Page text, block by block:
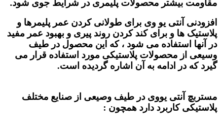
مقاومت بیشتر محصولات پلیمری در شرایط جوی ‌شود.
افزودنی آنتی یو وی برای طولانی کردن عمر پلیمرها و
پلاستیک ها و برای کند کردن روند پیری و بهبود عمر مفید
در آنها استفاده می شود ، که این محصول در طیف
وسیعی از محصولات پلاستیکی مورد استفاده قرار می
گیرد که در ادامه به آن اشاره گردیده است.
مستربچ آنتی یووی در طیف وصیعی از صنایع مختلف
پلاستیکی کاربرد دارد همچون :